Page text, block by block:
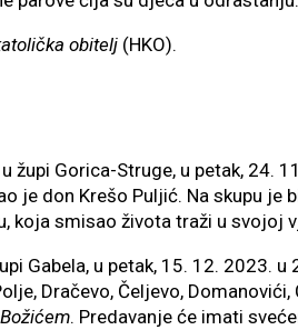
obitelj (HKO).
Gorica-Struge, u petak, 24.
je don Krešo Puljić. Na skupu je
smisao života traži u svojoj
u petak, 15. 12. 2023. u
Dračevo, Čeljevo, Domanovići,
. Predavanje će imati